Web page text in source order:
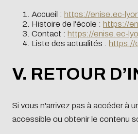
Accueil : https://enise.ec-
Histoire de l'école : https://
Contact : https://enise.ec-
Liste des actualités : https://
V. RETOUR
Si vous n'arrivez pas à accéder à
accessible ou obtenir le contenu